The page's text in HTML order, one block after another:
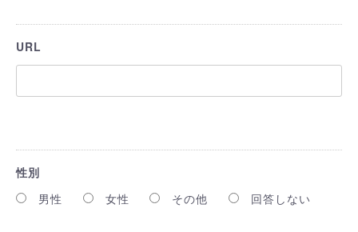
URL
性別
男性
女性 その他 回答しない